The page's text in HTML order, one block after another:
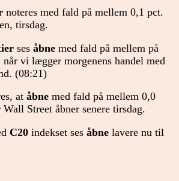
noteres med fald på mellem 0,1 pct.
tirsdag.
ses åbne med fald på mellem på
vi lægger morgenens handel med
(08:21)
at åbne med fald på mellem 0,0
Street åbner senere tirsdag.
C20 indekset ses åbne lavere nu til